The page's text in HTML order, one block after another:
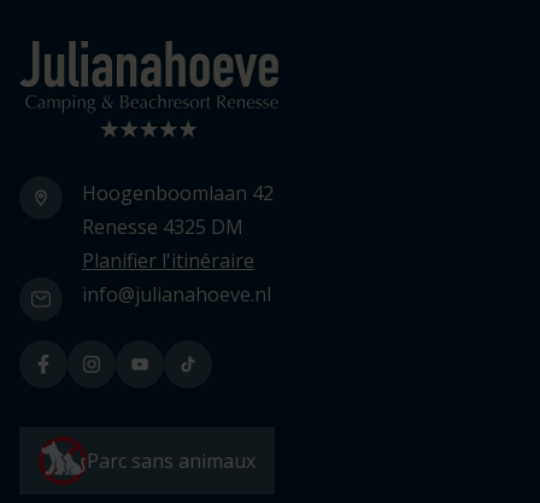
Logo Julianahoeve
Hoogenboomlaan 42
Renesse 4325 DM
Planifier l'itinéraire
info@julianahoeve.nl
Parc sans animaux